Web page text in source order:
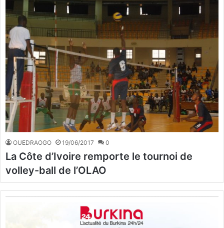
OUEDRAOGO 19/06/2017 0
La Côte d’Ivoire remporte le tournoi de
volley-ball de l’OLAO